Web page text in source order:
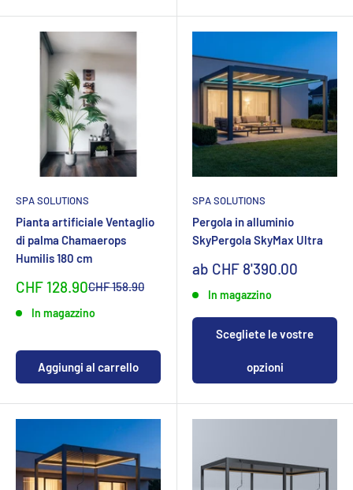
SPA SOLUTIONS
Pianta artificiale Ventaglio
di palma Chamaerops
Humilis 180 cm
Sonderpreis
CHF 128.90Normalpreis
CHF 158.90
In magazzino
Aggiungi al carrello
SPA SOLUTIONS
Pergola in alluminio
SkyPergola SkyMax Ultra
Sonderpreis
ab CHF 8'390.00
In magazzino
Scegliete le vostre
opzioni